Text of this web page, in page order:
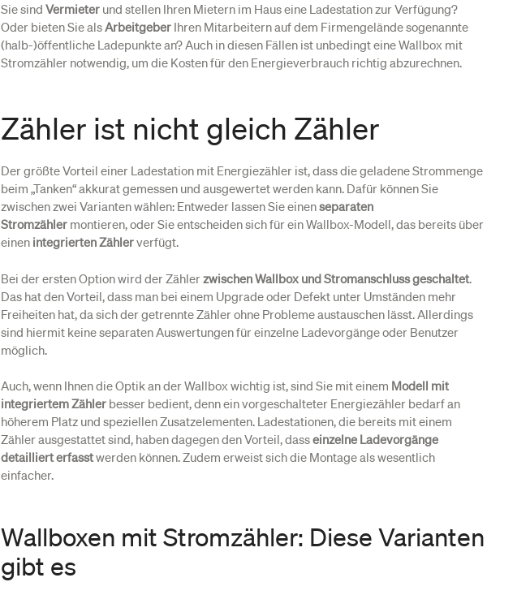
Sie sindVermieter und stellen Ihren Mietern im Haus eine Ladestation zur Verfügung?
Oder bieten Sie alsArbeitgeber Ihren Mitarbeitern auf dem Firmengelände sogenannte
(halb-)öffentliche Ladepunkte an? Auch in diesen Fällen ist unbedingt eine Wallbox mit
Stromzähler notwendig, um die Kosten für den Energieverbrauch richtig abzurechnen.
Zähler ist nicht gleich Zähler
Der größte Vorteil einer Ladestation mit Energiezähler ist, dass die geladene Strommenge
beim „Tanken“ akkurat gemessen und ausgewertet werden kann. Dafür können Sie
zwischen zwei Varianten wählen: Entweder lassen Sie einenseparaten
Stromzähler montieren, oder Sie entscheiden sich für ein Wallbox-Modell, das bereits über
einen integrierten Zählerverfügt.
Bei der ersten Option wird der Zählerzwischen Wallbox und Stromanschluss geschaltet.
Das hat den Vorteil, dass man bei einem Upgrade oder Defekt unter Umständen mehr
Freiheiten hat, da sich der getrennte Zähler ohne Probleme austauschen lässt. Allerdings
sind hiermit keine separaten Auswertungen für einzelne Ladevorgänge oder Benutzer
möglich.
Auch, wenn Ihnen die Optik an der Wallbox wichtig ist, sind Sie mit einem Modell mit
integriertem Zähler besser bedient, denn ein vorgeschalteter Energiezähler bedarf an
höherem Platz und speziellen Zusatzelementen. Ladestationen, die bereits mit einem
Zähler ausgestattet sind, haben dagegen den Vorteil, dasseinzelne Ladevorgänge
detailliert erfasstwerden können. Zudem erweist sich die Montage als wesentlich
einfacher.
Wallboxen mit Stromzähler: Diese Varianten
gibt es